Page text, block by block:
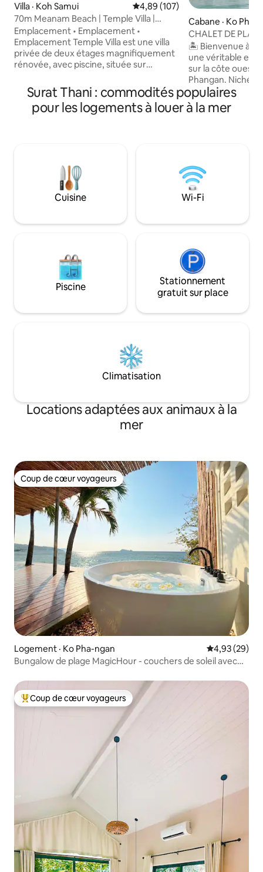
Villa · Koh Samui Note moyenne de 4,89 sur 5,
4,89 (107)
70m Meanam Beach | Temple Villa |
Emplacement idéal
Emplacement • Emplacement •
Emplacement Temple Villa est une villa
privée de deux étages magnifiquement
rénovée, avec piscine, située sur
70 m de la plage de Maenam. Profitez de
votre propre oasis tropicale avec une
piscine privée en forme de rein, des
d'un salon moderne à aire ouverte,
d'une télévision intelligente et d'un
décor paisible d'inspiration bouddhiste.
Elle est située à côté du temple chinois
par le jardin avant partagée avec le
Cabane · Ko Pha-
CHALET DE
MER•Hin
DU SOLEIL•
🏝️ Bienvenue à
une véritable
sur la côte ouest
Phangan. Nichée
sable de la baie
charmante
vous invite à vous
Entouré de
bars de plage,
ralentir, renouer
découvrir le style
Phangan. 🌅✨
Surat Thani : commodités populaires
pour les logements à louer à la mer
Cuisine Wi-Fi
Piscine
Stationnement
gratuit sur place
Climatisation
Locations adaptées aux animaux à la
mer
Coup de cœur voyageurs
Coup de cœur voyageurs
Logement · Ko Pha-ngan Note
4,93 (29)
Bungalow de plage MagicHour - couchers de soleil avec
Coup de cœur voyageurs parmi les plus aimés
Coup de cœur voyageurs